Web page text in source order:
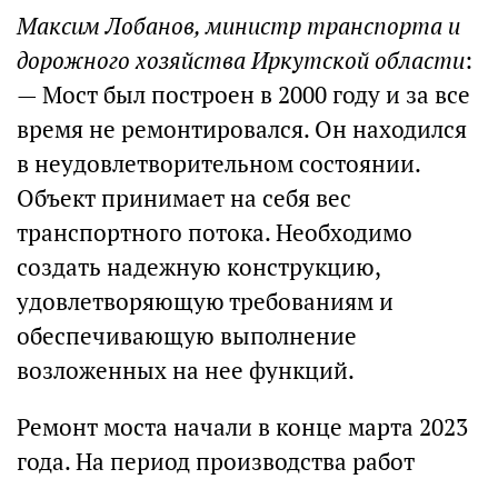
Максим Лобанов, министр транспорта и
дорожного хозяйства Иркутской области:
— Мост был построен в 2000 году и за все
время не ремонтировался. Он находился
в неудовлетворительном состоянии.
Объект принимает на себя вес
транспортного потока. Необходимо
создать надежную конструкцию,
удовлетворяющую требованиям и
обеспечивающую выполнение
возложенных на нее функций.
Ремонт моста начали в конце марта 2023
года. На период производства работ